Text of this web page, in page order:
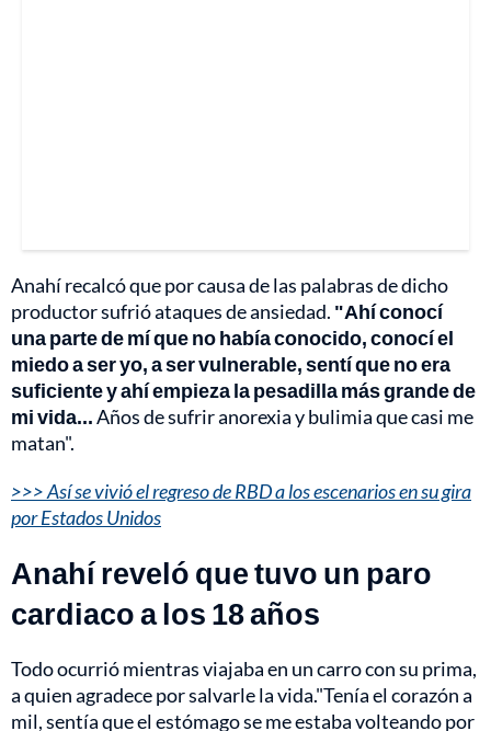
Anahí recalcó que por causa de las palabras de dicho
productor sufrió ataques de ansiedad. "Ahí conocí
una parte de mí que no había conocido, conocí el
miedo a ser yo, a ser vulnerable, sentí que no era
suficiente y ahí empieza la pesadilla más grande de
mi vida...Años de sufrir anorexia y bulimia que casi me
matan".
>>> Así se vivió el regreso de RBD a los escenarios en su gira
por Estados Unidos
Anahí reveló que tuvo un paro
cardiaco a los 18 años
Todo ocurrió mientras viajaba en un carro con su prima,
a quien agradece por salvarle la vida."Tenía el corazón a
mil, sentía que el estómago se me estaba volteando por